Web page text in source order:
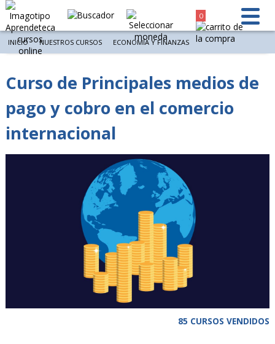
0
INICIO NUESTROS CURSOS ECONOMÍA Y FINANZAS
Curso de Principales medios de
pago y cobro en el comercio
internacional
85 CURSOS VENDIDOS